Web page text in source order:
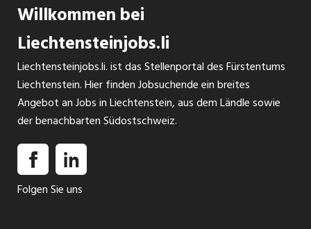
Willkommen bei
Liechtensteinjobs.li
Liechtensteinjobs.li. ist das Stellenportal des Fürstentums
Liechtenstein. Hier finden Jobsuchende ein breites
Angebot an Jobs in Liechtenstein, aus dem Ländle sowie
der benachbarten Südostschweiz.
Folgen Sie uns